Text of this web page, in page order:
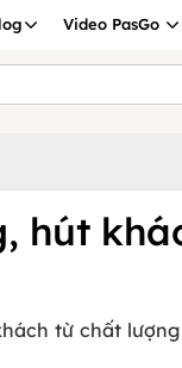
Video PasGo
hút
từ chất